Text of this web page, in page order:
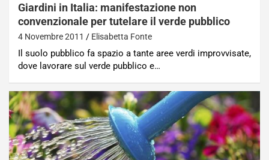
Giardini in Italia: manifestazione non
convenzionale per tutelare il verde pubblico
4 Novembre 2011 Elisabetta Fonte
Il suolo pubblico fa spazio a tante aree verdi improvvisate,
dove lavorare sul verde pubblico e…